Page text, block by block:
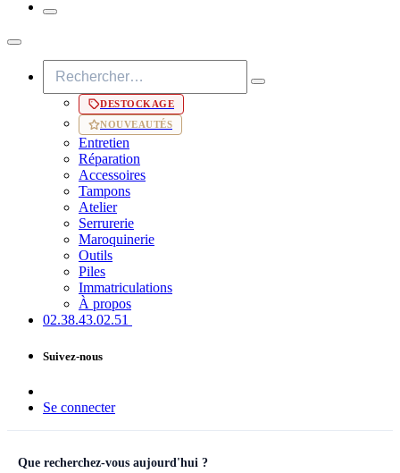
DESTOCKAGE
NOUVEAUTÉS
Entretien
Réparation
Accessoires
Tampons
Atelier
Serrurerie
Maroquinerie
Outils
Piles
Immatriculations
À propos
02.38.43​.02.51
Suivez-nous
Se connecter
Que recherchez-vous aujourd'hui ?